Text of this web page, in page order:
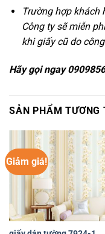
Trường hợp khách
Công ty sẽ miễn
khi giấy cũ do
Hãy gọi ngay
SẢN PHẨM TƯƠNG
Giảm giá!